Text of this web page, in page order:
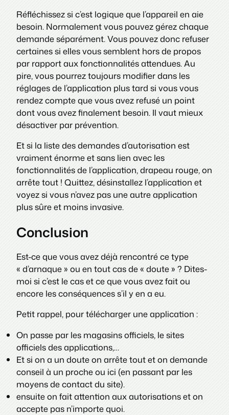
Réfléchissez si c’est logique que l’appareil en aie
besoin. Normalement vous pouvez gérez chaque
demande séparément. Vous pouvez donc refuser
certaines si elles vous semblent hors de propos
par rapport aux fonctionnalités attendues. Au
pire, vous pourrez toujours modifier dans les
réglages de l’application plus tard si vous vous
rendez compte que vous avez refusé un point
dont vous avez finalement besoin. Il vaut mieux
désactiver par prévention.
Et si la liste des demandes d’autorisation est
vraiment énorme et sans lien avec les
fonctionnalités de l’application, drapeau rouge, on
arrête tout ! Quittez, désinstallez l’application et
voyez si vous n’avez pas une autre application
plus sûre et moins invasive.
Conclusion
Est-ce que vous avez déjà rencontré ce type
« d’arnaque » ou en tout cas de « doute » ? Dites-
moi si c’est le cas et ce que vous avez fait ou
encore les conséquences s’il y en a eu.
Petit rappel, pour télécharger une application :
On passe par les magasins officiels, le sites
officiels des applications,…
Et si on a un doute on arrête tout et on demande
conseil à un proche ou ici (en passant par les
moyens de contact du site).
ensuite on fait attention aux autorisations et on
accepte pas n’importe quoi.